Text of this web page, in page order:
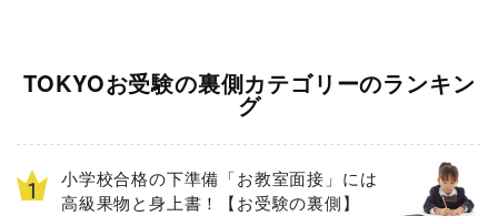
TOKYOお受験の裏側カテゴリーのランキン
グ
小学校合格の下準備「お教室面接」には
高級果物と身上書！【お受験の裏側】